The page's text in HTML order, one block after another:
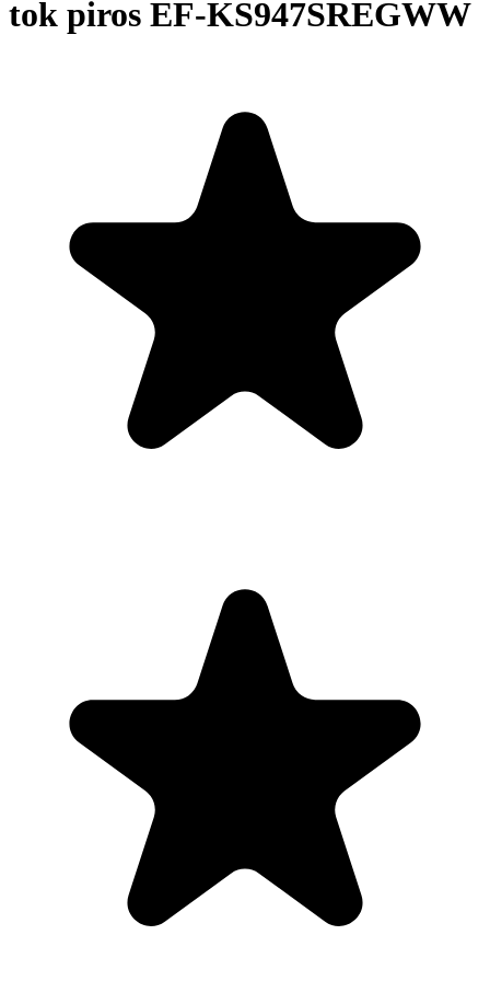
tok piros EF-KS947SREGWW